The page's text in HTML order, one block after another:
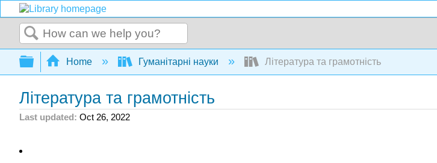
Search
Expand/collapse global hierarchy
Home Гуманітарні науки Література та грамотність
Література та грамотність
Last updated Oct 26, 2022